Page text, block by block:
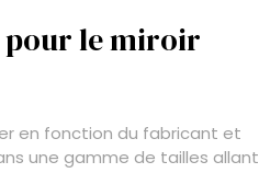
pour le miroir
en fonction du fabricant et
une gamme de tailles allant